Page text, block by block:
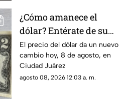
¿Cómo amanece el
dólar? Entérate de su
precio hoy, 8 de agosto,
en Ciudad Juárez
El precio del dólar da un nuevo
cambio hoy, 8 de agosto, en
Ciudad Juárez
agosto 08, 2026 12:03 a. m.